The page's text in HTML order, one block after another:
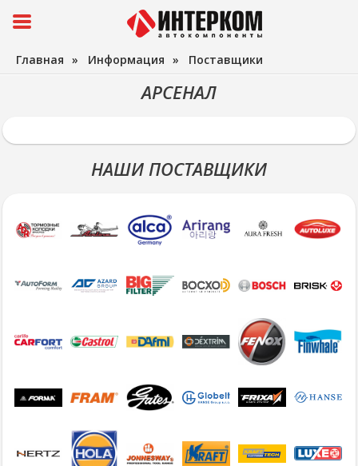
Главная » Информация » Поставщики
АРСЕНАЛ
НАШИ ПОСТАВЩИКИ